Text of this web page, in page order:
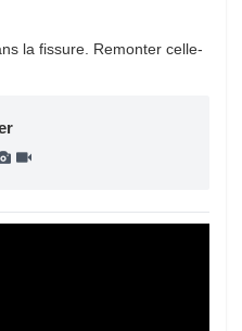
la fissure. Remonter celle-